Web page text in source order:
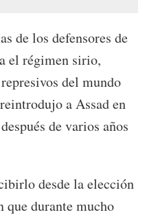
de los defensores de
el régimen sirio,
del mundo
a Assad en
de varios años
desde la elección
que durante mucho